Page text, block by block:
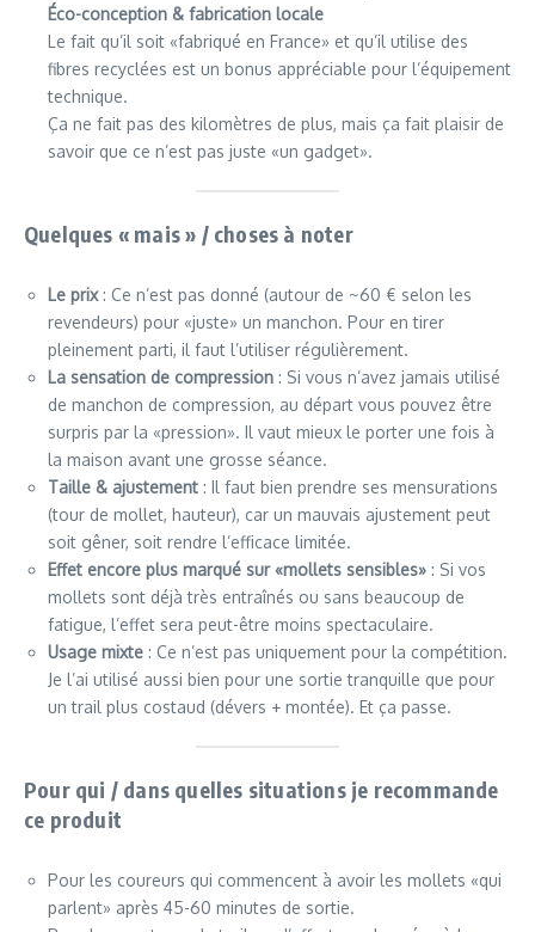
Éco-conception & fabrication locale
Le fait qu’il soit «fabriqué en France» et qu’il utilise des
fibres recyclées est un bonus appréciable pour l’équipement
technique.
Ça ne fait pas des kilomètres de plus, mais ça fait plaisir de
savoir que ce n’est pas juste «un gadget».
Quelques « mais » / choses à noter
Le prix: Ce n’est pas donné (autour de ~60 € selon les
revendeurs) pour «juste» un manchon. Pour en tirer
pleinement parti, il faut l’utiliser régulièrement.
La sensation de compression : Si vous n’avez jamais utilisé
de manchon de compression, au départ vous pouvez être
surpris par la «pression». Il vaut mieux le porter une fois à
la maison avant une grosse séance.
Taille & ajustement : Il faut bien prendre ses mensurations
(tour de mollet, hauteur), car un mauvais ajustement peut
soit gêner, soit rendre l’efficace limitée.
Effet encore plus marqué sur «mollets sensibles» : Si vos
mollets sont déjà très entraînés ou sans beaucoup de
fatigue, l’effet sera peut-être moins spectaculaire.
Usage mixte : Ce n’est pas uniquement pour la compétition.
Je l’ai utilisé aussi bien pour une sortie tranquille que pour
un trail plus costaud (dévers + montée). Et ça passe.
Pour qui / dans quelles situations je recommande
ce produit
Pour les coureurs qui commencent à avoir les mollets «qui
parlent» après 45-60 minutes de sortie.